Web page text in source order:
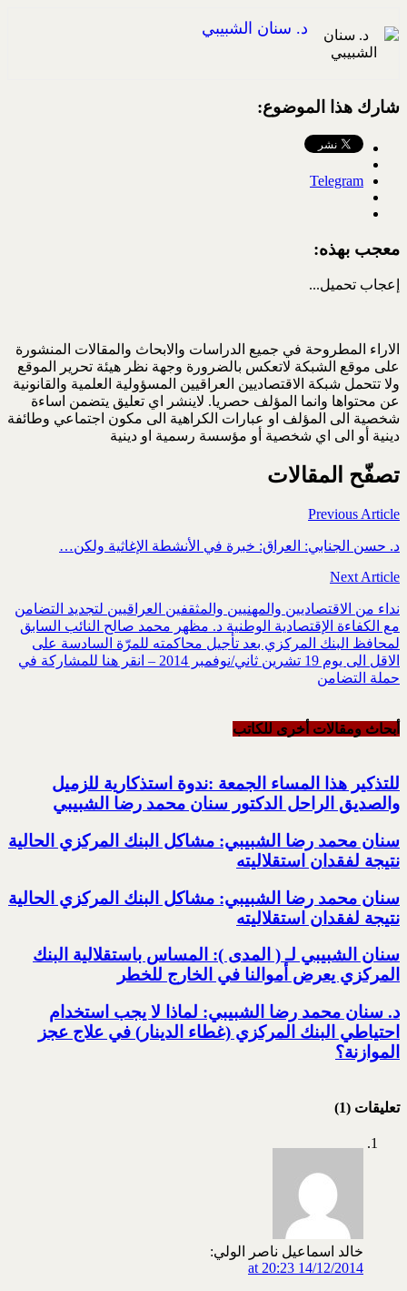
د. سنان الشبيبي
شارك هذا الموضوع:
Telegram
معجب بهذه:
إعجاب تحميل...
الاراء المطروحة في جميع الدراسات والابحاث والمقالات المنشورة
على موقع الشبكة لاتعكس بالضرورة وجهة نظر هيئة تحرير الموقع
ولا تتحمل شبكة الاقتصاديين العراقيين المسؤولية العلمية والقانونية
عن محتواها وانما المؤلف حصريا. لاينشر اي تعليق يتضمن اساءة
شخصية الى المؤلف او عبارات الكراهية الى مكون اجتماعي وطائفة
دينية أو الى اي شخصية أو مؤسسة رسمية او دينية
تصفّح المقالات
Previous Article
د. حسن الجنابي: العراق: خبرة في الأنشطة الإغاثية ولكن…
Next Article
نداء من الاقتصاديين والمهنيين والمثقفين العراقيين لتجديد التضامن
مع الكفاءة الإقتصادية الوطنية د. مظهر محمد صالح النائب السابق
لمحافظ البنك المركزي بعد تأجيل محاكمته للمرّة السادسة على
الاقل الى يوم 19 تشرين ثاني/نوفمبر 2014 – انقر هنا للمشاركة في
حملة التضامن
أبحاث ومقالات أخرى للکاتب
للتذكير هذا المساء الجمعة :ندوة استذكارية للزميل
والصديق الراحل الدكتور سنان محمد رضا الشبيبي
سنان محمد رضا الشبيبي: مشاكل البنك المركزي الحالية
نتيجة لفقدان استقلاليته
سنان محمد رضا الشبيبي: مشاكل البنك المركزي الحالية
نتيجة لفقدان استقلاليته
سنان الشبيبي لـ ( المدى ): المساس باستقلالية البنك
المركزي يعرض أموالنا في الخارج للخطر
د. سنان محمد رضا الشبيبي: لماذا لا يجب استخدام
احتياطي البنك المركزي (غطاء الدينار) في علاج عجز
الموازنة؟
تعليقات (1)
خالد اسماعيل ناصر الولي:
14/12/2014 at 20:23